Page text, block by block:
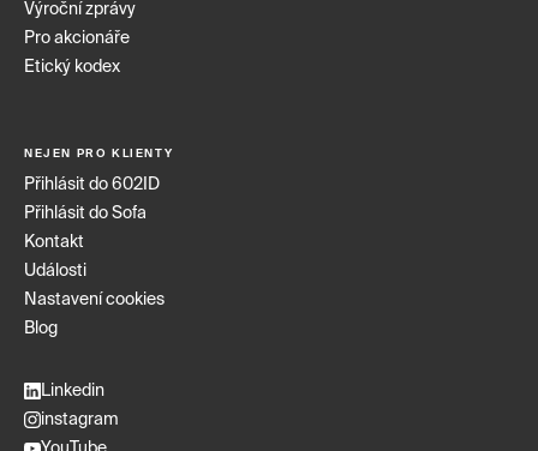
Výroční zprávy
Pro akcionáře
Etický kodex
NEJEN PRO KLIENTY
Přihlásit do 602ID
Přihlásit do Sofa
Kontakt
Události
Nastavení cookies
Blog
Linkedin
instagram